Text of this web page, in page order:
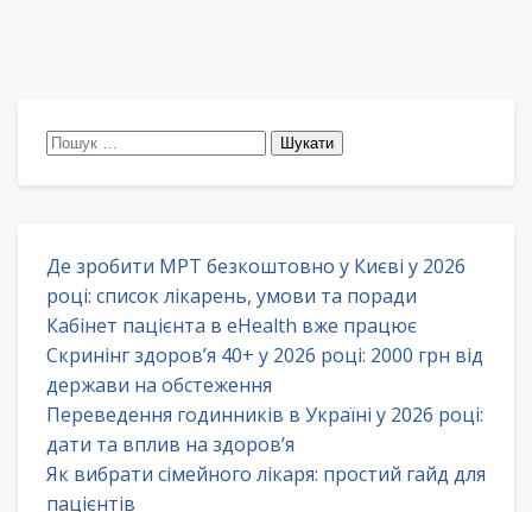
Пошук:
Де зробити МРТ безкоштовно у Києві у 2026
році: список лікарень, умови та поради
Кабінет пацієнта в eHealth вже працює
Скринінг здоров’я 40+ у 2026 році: 2000 грн від
держави на обстеження
Переведення годинників в Україні у 2026 році:
дати та вплив на здоров’я
Як вибрати сімейного лікаря: простий гайд для
пацієнтів